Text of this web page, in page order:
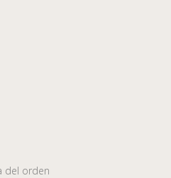
del orden